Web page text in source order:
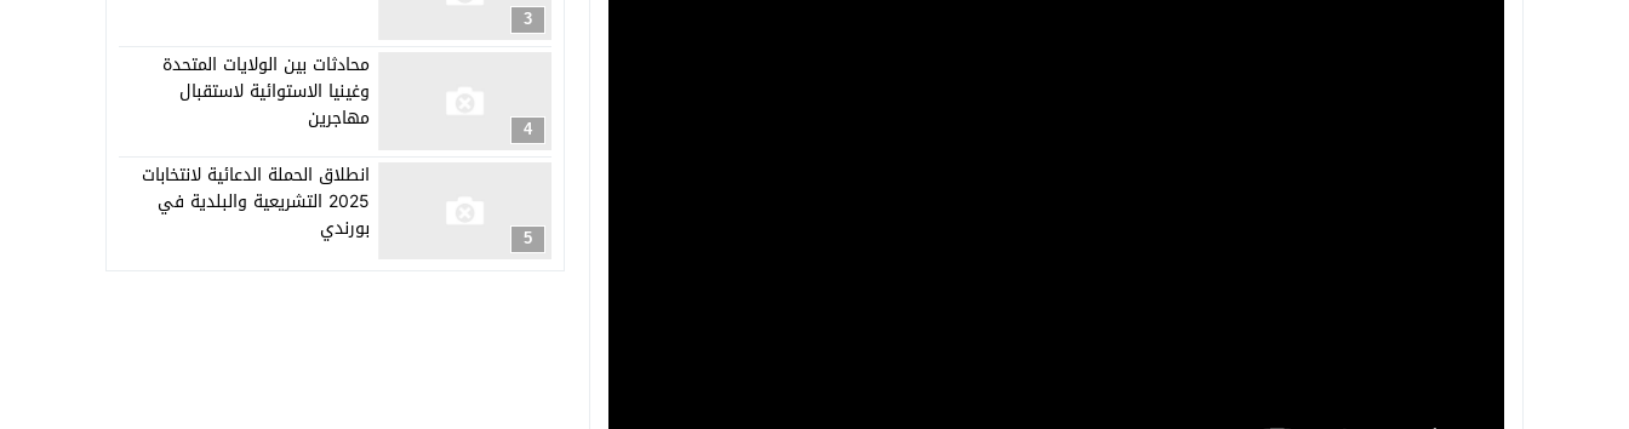
3
4
محادثات بين الولايات المتحدة
وغينيا الاستوائية لاستقبال
مهاجرين
5
انطلاق الحملة الدعائية لانتخابات
2025 التشريعية والبلدية في
بورندي